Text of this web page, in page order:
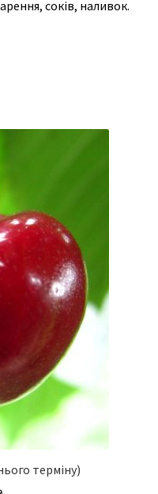
соків, наливок.
терміну)